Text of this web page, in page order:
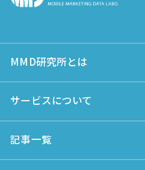
MMD研究所とは
サービスについて
記事一覧